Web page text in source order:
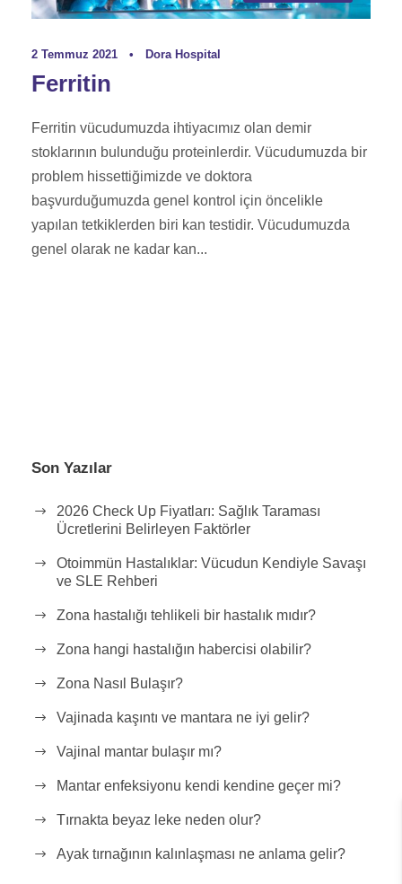
2 Temmuz 2021 • Dora Hospital
Ferritin
Ferritin vücudumuzda ihtiyacımız olan demir
stoklarının bulunduğu proteinlerdir. Vücudumuzda bir
problem hissettiğimizde ve doktora
başvurduğumuzda genel kontrol için öncelikle
yapılan tetkiklerden biri kan testidir. Vücudumuzda
genel olarak ne kadar kan...
Son Yazılar
2026 Check Up Fiyatları: Sağlık Taraması
Ücretlerini Belirleyen Faktörler
Otoimmün Hastalıklar: Vücudun Kendiyle Savaşı
ve SLE Rehberi
Zona hastalığı tehlikeli bir hastalık mıdır?
Zona hangi hastalığın habercisi olabilir?
Zona Nasıl Bulaşır?
Vajinada kaşıntı ve mantara ne iyi gelir?
Vajinal mantar bulaşır mı?
Mantar enfeksiyonu kendi kendine geçer mi?
Tırnakta beyaz leke neden olur?
Ayak tırnağının kalınlaşması ne anlama gelir?